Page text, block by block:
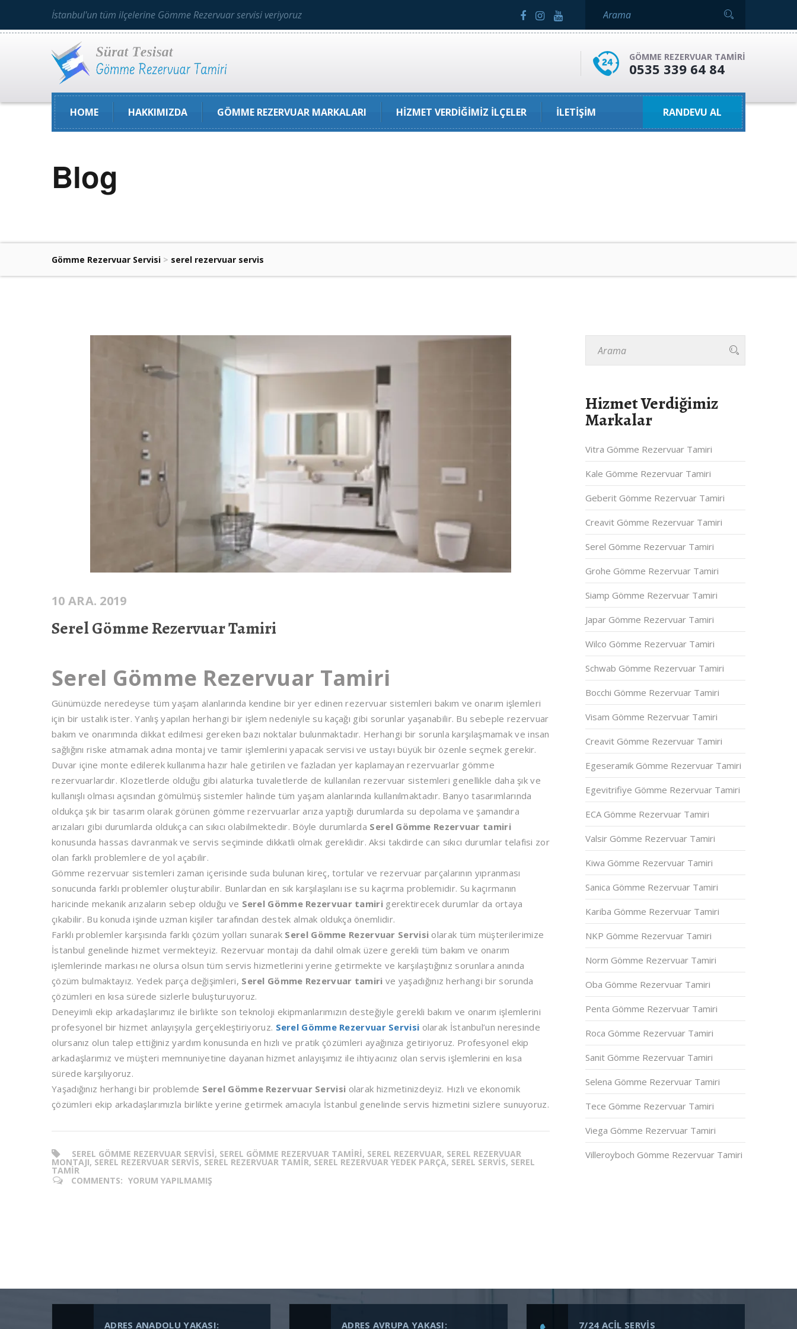
İstanbul'un tüm ilçelerine Gömme Rezervuar servisi veriyoruz
GÖMME REZERVUAR TAMIRI
0535 339 64 84
HOME HAKKIMIZDA GÖMME REZERVUAR MARKALARI HIZMET VERDIĞIMIZ İLÇELER İLETIŞIM RANDEVU AL
Blog
Gömme Rezervuar Servisi > serel rezervuar servis
10 ARA. 2019
Serel Gömme Rezervuar Tamiri
Serel Gömme Rezervuar Tamiri
Günümüzde neredeyse tüm yaşam alanlarında kendine bir yer edinen rezervuar sistemleri bakım ve onarım işlemleri
için bir ustalık ister. Yanlış yapılan herhangi bir işlem nedeniyle su kaçağı gibi sorunlar yaşanabilir. Bu sebeple rezervuar
bakım ve onarımında dikkat edilmesi gereken bazı noktalar bulunmaktadır. Herhangi bir sorunla karşılaşmamak ve insan
sağlığını riske atmamak adına montaj ve tamir işlemlerini yapacak servisi ve ustayı büyük bir özenle seçmek gerekir.
Duvar içine monte edilerek kullanıma hazır hale getirilen ve fazladan yer kaplamayan rezervuarlar gömme
rezervuarlardır. Klozetlerde olduğu gibi alaturka tuvaletlerde de kullanılan rezervuar sistemleri genellikle daha şık ve
kullanışlı olması açısından gömülmüş sistemler halinde tüm yaşam alanlarında kullanılmaktadır. Banyo tasarımlarında
oldukça şık bir tasarım olarak görünen gömme rezervuarlar arıza yaptığı durumlarda su depolama ve şamandıra
arızaları gibi durumlarda oldukça can sıkıcı olabilmektedir. Böyle durumlarda Serel Gömme Rezervuar tamiri
konusunda hassas davranmak ve servis seçiminde dikkatli olmak gereklidir. Aksi takdirde can sıkıcı durumlar telafisi zor
olan farklı problemlere de yol açabilir.
Gömme rezervuar sistemleri zaman içerisinde suda bulunan kireç, tortular ve rezervuar parçalarının yıpranması
sonucunda farklı problemler oluşturabilir. Bunlardan en sık karşılaşılanı ise su kaçırma problemidir. Su kaçırmanın
haricinde mekanik arızaların sebep olduğu ve Serel Gömme Rezervuar tamiri gerektirecek durumlar da ortaya
çıkabilir. Bu konuda işinde uzman kişiler tarafından destek almak oldukça önemlidir.
Farklı problemler karşısında farklı çözüm yolları sunarak Serel Gömme Rezervuar Servisi olarak tüm müşterilerimize
İstanbul genelinde hizmet vermekteyiz. Rezervuar montajı da dahil olmak üzere gerekli tüm bakım ve onarım
işlemlerinde markası ne olursa olsun tüm servis hizmetlerini yerine getirmekte ve karşılaştığınız sorunlara anında
çözüm bulmaktayız. Yedek parça değişimleri, Serel Gömme Rezervuar tamiri ve yaşadığınız herhangi bir sorunda
çözümleri en kısa sürede sizlerle buluşturuyoruz.
Deneyimli ekip arkadaşlarımız ile birlikte son teknoloji ekipmanlarımızın desteğiyle gerekli bakım ve onarım işlemlerini
profesyonel bir hizmet anlayışıyla gerçekleştiriyoruz. Serel Gömme Rezervuar Servisi olarak İstanbul’un neresinde
olursanız olun talep ettiğiniz yardım konusunda en hızlı ve pratik çözümleri ayağınıza getiriyoruz. Profesyonel ekip
arkadaşlarımız ve müşteri memnuniyetine dayanan hizmet anlayışımız ile ihtiyacınız olan servis işlemlerini en kısa
sürede karşılıyoruz.
Yaşadığınız herhangi bir problemde Serel Gömme Rezervuar Servisi olarak hizmetinizdeyiz. Hızlı ve ekonomik
çözümleri ekip arkadaşlarımızla birlikte yerine getirmek amacıyla İstanbul genelinde servis hizmetini sizlere sunuyoruz.
SEREL GÖMME REZERVUAR SERVISI, SEREL GÖMME REZERVUAR TAMIRI, SEREL REZERVUAR, SEREL REZERVUAR
MONTAJI, SEREL REZERVUAR SERVIS, SEREL REZERVUAR TAMIR, SEREL REZERVUAR YEDEK PARÇA, SEREL SERVIS, SEREL
TAMIR
COMMENTS: YORUM YAPILMAMIŞ
Hizmet Verdiğimiz
Markalar
Vitra Gömme Rezervuar Tamiri
Kale Gömme Rezervuar Tamiri
Geberit Gömme Rezervuar Tamiri
Creavit Gömme Rezervuar Tamiri
Serel Gömme Rezervuar Tamiri
Grohe Gömme Rezervuar Tamiri
Siamp Gömme Rezervuar Tamiri
Japar Gömme Rezervuar Tamiri
Wilco Gömme Rezervuar Tamiri
Schwab Gömme Rezervuar Tamiri
Bocchi Gömme Rezervuar Tamiri
Visam Gömme Rezervuar Tamiri
Creavit Gömme Rezervuar Tamiri
Egeseramik Gömme Rezervuar Tamiri
Egevitrifiye Gömme Rezervuar Tamiri
ECA Gömme Rezervuar Tamiri
Valsir Gömme Rezervuar Tamiri
Kiwa Gömme Rezervuar Tamiri
Sanica Gömme Rezervuar Tamiri
Kariba Gömme Rezervuar Tamiri
NKP Gömme Rezervuar Tamiri
Norm Gömme Rezervuar Tamiri
Oba Gömme Rezervuar Tamiri
Penta Gömme Rezervuar Tamiri
Roca Gömme Rezervuar Tamiri
Sanit Gömme Rezervuar Tamiri
Selena Gömme Rezervuar Tamiri
Tece Gömme Rezervuar Tamiri
Viega Gömme Rezervuar Tamiri
Villeroyboch Gömme Rezervuar Tamiri
ADRES ANADOLU YAKASI: ADRES AVRUPA YAKASI: 7/24 ACİL SERVİS